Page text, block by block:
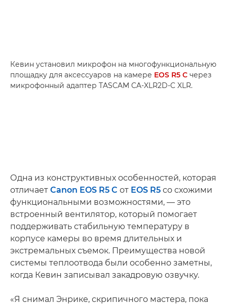
Кевин установил микрофон на многофункциональную
площадку для аксессуаров на камере EOS R5 C через
микрофонный адаптер TASCAM CA-XLR2D-C XLR.
Одна из конструктивных особенностей, которая
отличает Canon EOS R5 C от EOS R5 со схожими
функциональными возможностями, — это
встроенный вентилятор, который помогает
поддерживать стабильную температуру в
корпусе камеры во время длительных и
экстремальных съемок. Преимущества новой
системы теплоотвода были особенно заметны,
когда Кевин записывал закадровую озвучку.
«Я снимал Энрике, скрипичного мастера, пока